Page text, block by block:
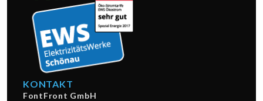
KONTAKT
FontFront GmbH